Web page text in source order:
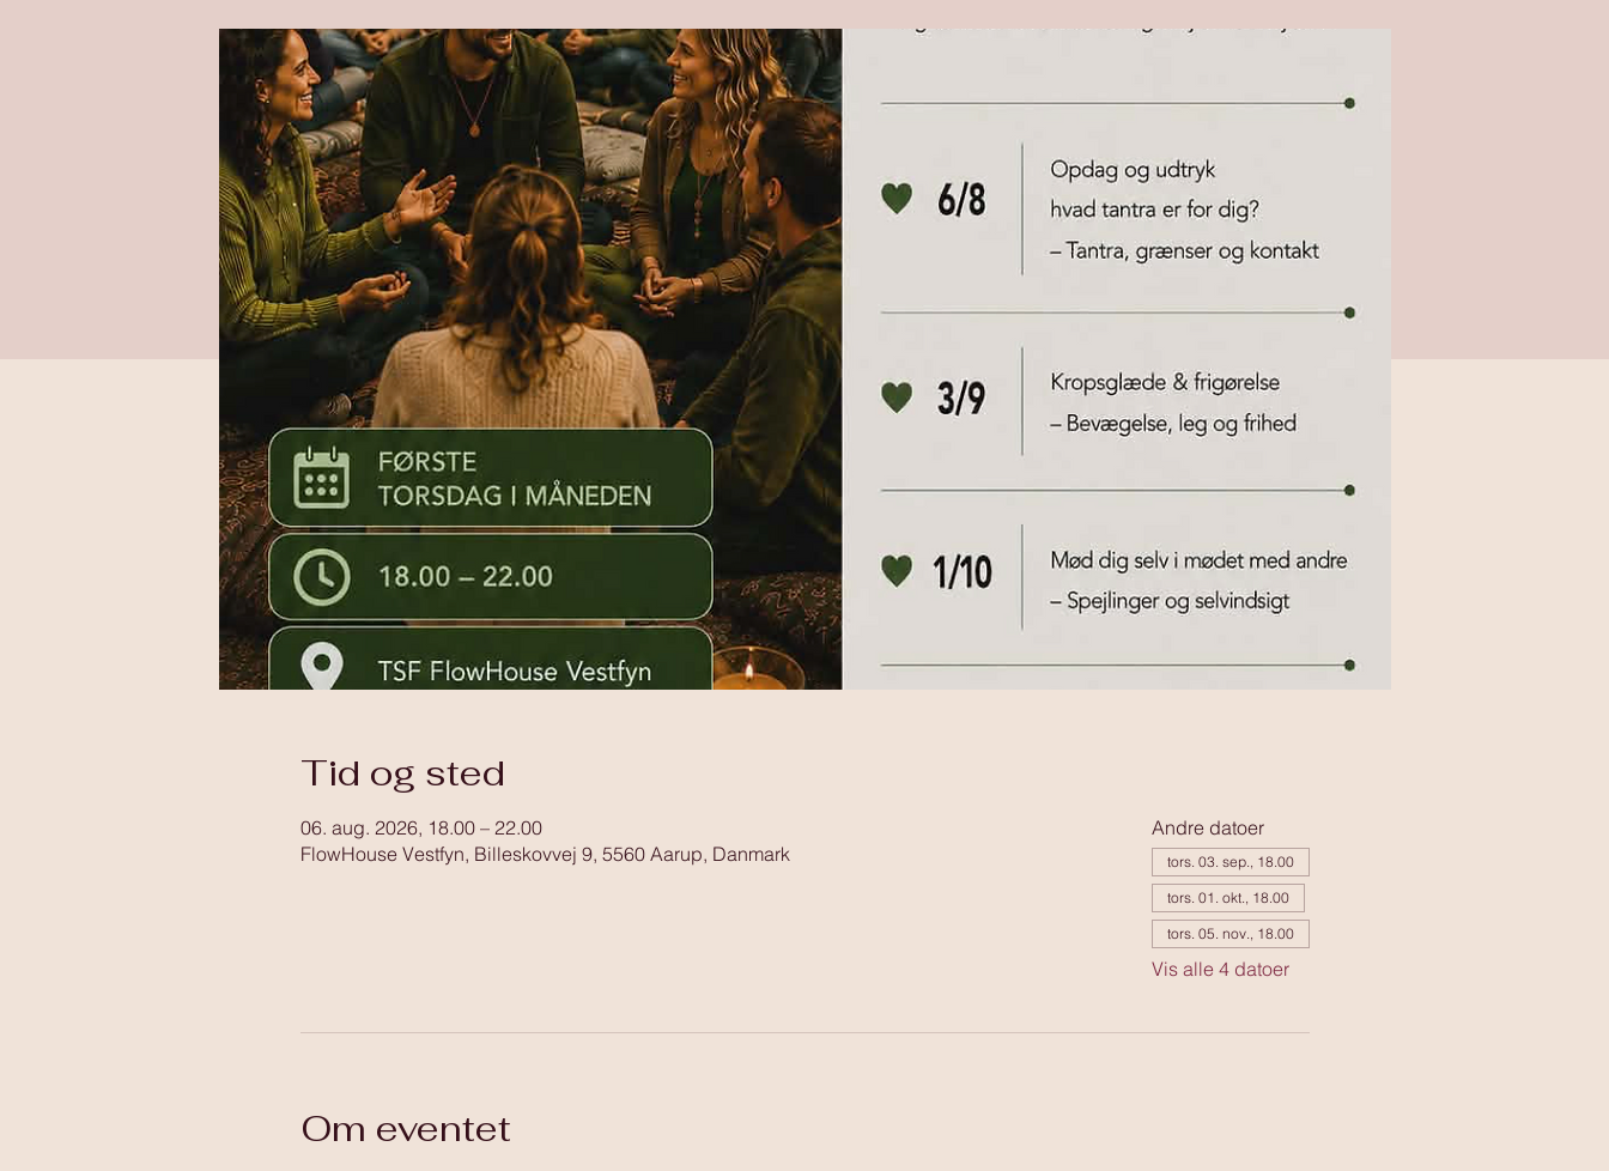
Tid og sted
06. aug. 2026, 18.00 – 22.00
FlowHouse Vestfyn, Billeskovvej 9, 5560 Aarup, Danmark
Andre datoer
tors. 03. sep., 18.00
tors. 01. okt., 18.00
tors. 05. nov., 18.00
Vis alle 4 datoer
Om eventet